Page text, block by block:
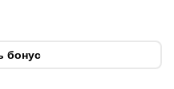
бонус